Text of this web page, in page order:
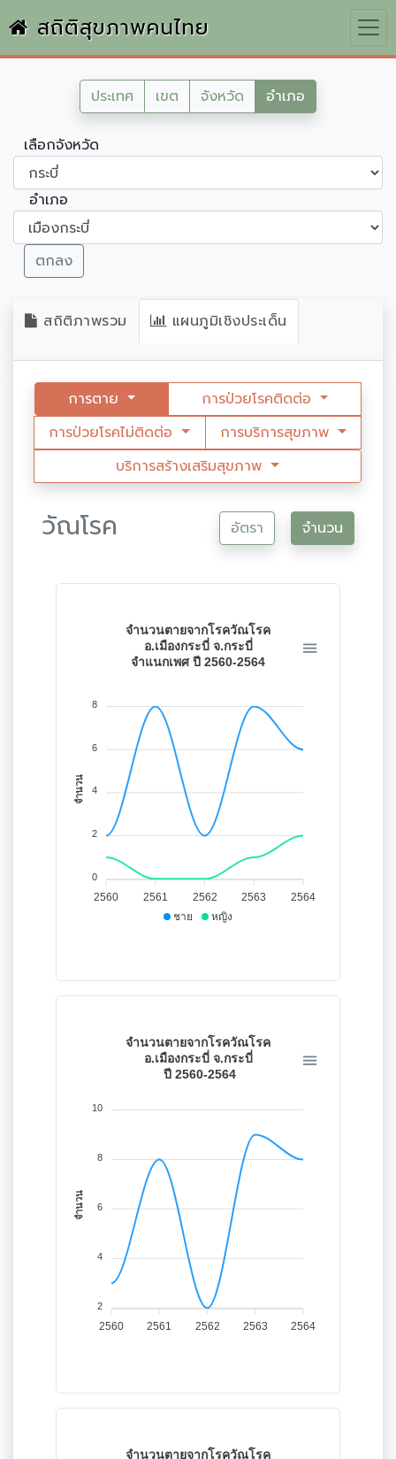
สถิติสุขภาพคนไทย
ประเทศ เขต จังหวัด อำเภอ
เลือกจังหวัด
อำเภอ
ตกลง
สถิติภาพรวม แผนภูมิเชิงประเด็น
การตาย
การป่วยโรคติดต่อ
การป่วยโรคไม่ติดต่อ
การบริการสุขภาพ
บริการสร้างเสริมสุขภาพ
วัณโรค อัตรา จำนวน